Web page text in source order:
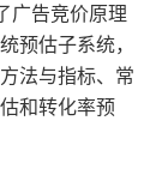
广告竞价原理
预估子系统，
法与指标、常
和转化率预